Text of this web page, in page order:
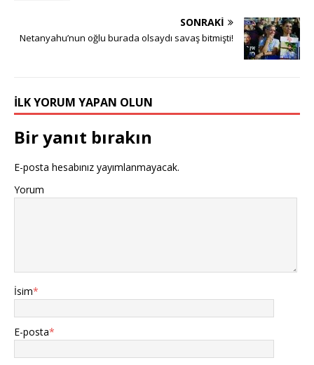
SONRAKI
Netanyahu’nun oğlu burada olsaydı savaş bitmişti!
İLK YORUM YAPAN OLUN
Bir yanıt bırakın
E-posta hesabınız yayımlanmayacak.
Yorum
İsim*
E-posta*